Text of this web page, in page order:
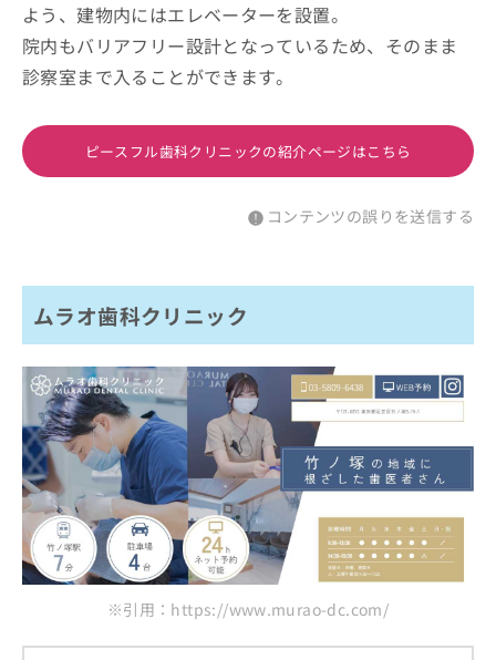
よう、建物内にはエレベーターを設置。
院内もバリアフリー設計となっているため、そのまま
診察室まで入ることができます。
ピースフル歯科クリニックの紹介ページはこちら
コンテンツの誤りを送信する
ムラオ歯科クリニック
※引用：https://www.murao-dc.com/